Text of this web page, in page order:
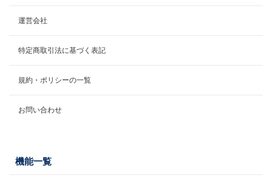
運営会社
特定商取引法に基づく表記
規約・ポリシーの一覧
お問い合わせ
機能一覧